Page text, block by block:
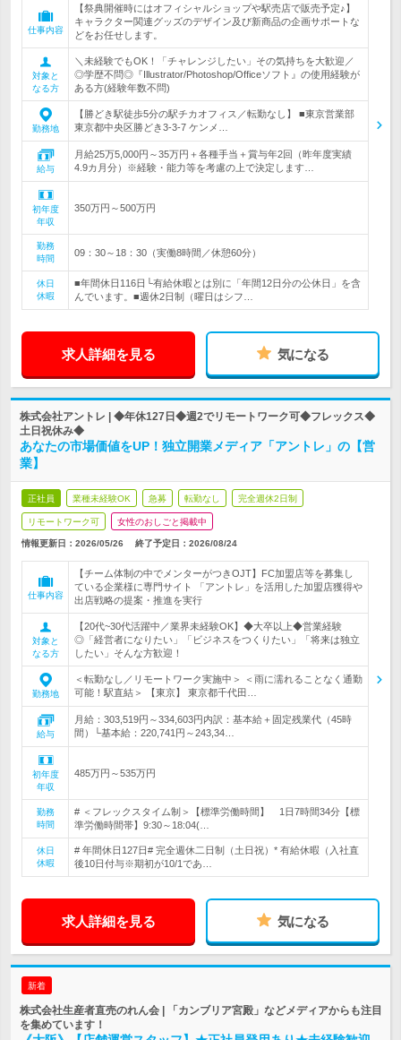
仕事内容
【祭典開催時にはオフィシャルショップや駅売店で販売予定♪】
キャラクター関連グッズのデザイン及び新商品の企画サポートな
どをお任せします。
対象と
なる方
＼未経験でもOK！「チャレンジしたい」その気持ちを大歓迎／
◎学歴不問◎『Illustrator/Photoshop/Officeソフト』の使用経験が
ある方(経験年数不問)
勤務地
【勝どき駅徒歩5分の駅チカオフィス／転勤なし】 ■東京営業部
東京都中央区勝どき3-3-7 ケンメ…
給与
月給25万5,000円～35万円＋各種手当＋賞与年2回（昨年度実績
4.9カ月分）※経験・能力等を考慮の上で決定します…
初年度
年収
350万円～500万円
勤務
時間
09：30～18：30（実働8時間／休憩60分）
休日
休暇
■年間休日116日└有給休暇とは別に「年間12日分の公休日」を含
んでいます。■週休2日制（曜日はシフ…
求人詳細を見る 気になる
株式会社アントレ | ◆年休127日◆週2でリモートワーク可◆フレックス◆
土日祝休み◆
あなたの市場価値をUP！独立開業メディア「アントレ」の【営
業】
正社員 業種未経験OK 急募 転勤なし 完全週休2日制
リモートワーク可 女性のおしごと掲載中
情報更新日：2026/05/26 終了予定日： 2026/08/24
仕事内容
【チーム体制の中でメンターがつきOJT】FC加盟店等を募集し
ている企業様に専門サイト 「アントレ」を活用した加盟店獲得や
出店戦略の提案・推進を実行
対象と
なる方
【20代~30代活躍中／業界未経験OK】◆大卒以上◆営業経験
◎「経営者になりたい」「ビジネスをつくりたい」「将来は独立
したい」そんな方歓迎！
勤務地
＜転勤なし／リモートワーク実施中＞ ＜雨に濡れることなく通勤
可能！駅直結＞ 【東京】 東京都千代田…
給与
月給：303,519円～334,603円内訳：基本給＋固定残業代（45時
間）└基本給：220,741円～243,34…
初年度
年収
485万円～535万円
勤務
時間
# ＜フレックスタイム制＞【標準労働時間】 1日7時間34分【標
準労働時間帯】9:30～18:04(…
休日
休暇
# 年間休日127日# 完全週休二日制（土日祝）* 有給休暇（入社直
後10日付与※期初が10/1であ…
求人詳細を見る 気になる
新着
株式会社生産者直売のれん会 | 「カンブリア宮殿」などメディアからも注目
を集めています！